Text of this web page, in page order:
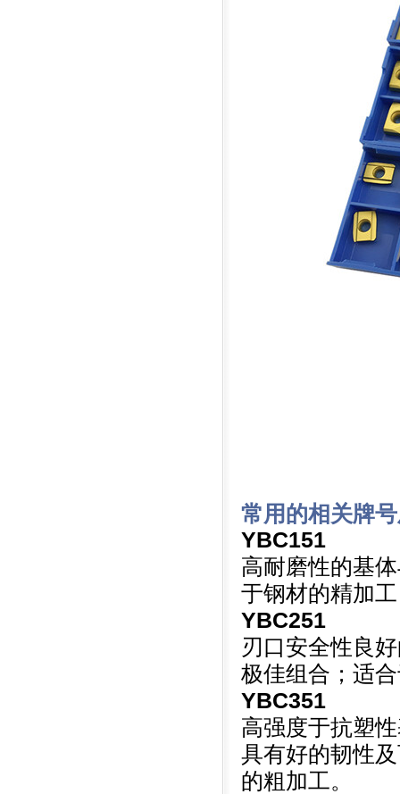
常用的相关牌
YBC151
高耐磨性的基
于钢材的精加工
YBC251
刃口安全性良
极佳组合；适
YBC351
高强度于抗塑
具有好的韧性
的粗加工。